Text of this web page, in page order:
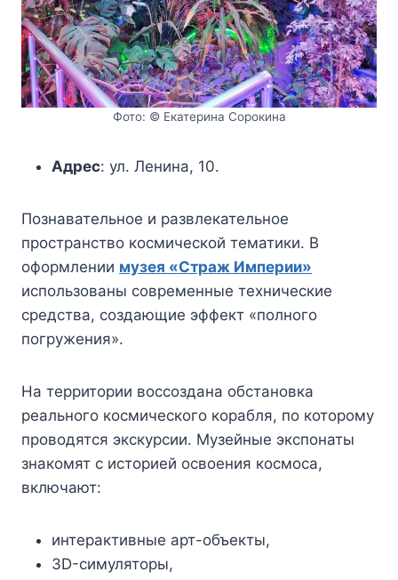
Фото: © Екатерина Сорокина
Адрес: ул. Ленина, 10.
Познавательное и развлекательное
пространство космической тематики. В
оформлении музея «Страж Империи»
использованы современные технические
средства, создающие эффект «полного
погружения».
На территории воссоздана обстановка
реального космического корабля, по которому
проводятся экскурсии. Музейные экспонаты
знакомят с историей освоения космоса,
включают:
интерактивные арт-объекты,
3D-симуляторы,